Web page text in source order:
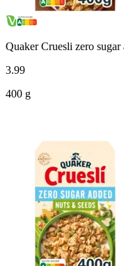
Quaker Cruesli zero sugar
3.99
400 g